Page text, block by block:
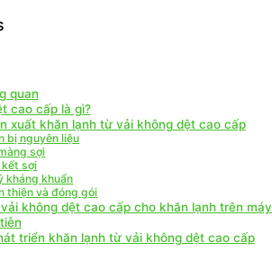
quan
cao cấp là gì?
xuất khăn lạnh từ vải không dệt cao cấp
bị nguyên liệu
sợi
kết sợi
kháng khuẩn
thiện và đóng gói
không dệt cao cấp cho khăn lạnh trên
triển khăn lạnh từ vải không dệt cao cấp